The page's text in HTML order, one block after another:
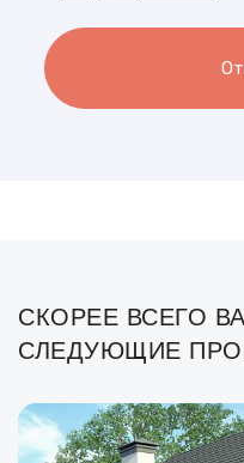
СКОРЕЕ ВСЕГО
СЛЕДУЮЩИЕ